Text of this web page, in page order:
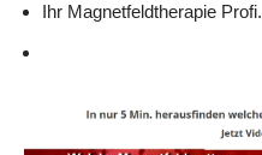
Ihr Magnetfeldtherapie Profi.